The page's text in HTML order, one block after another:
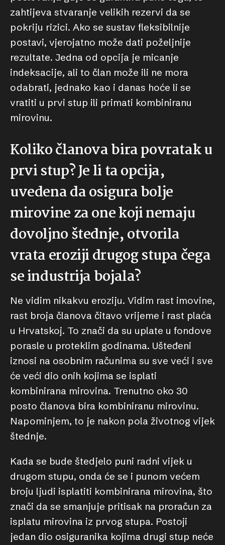
zahtijeva stvaranje velikih rezervi da se
pokriju rizici. Ako se sustav fleksibilnije
postavi, vjerojatno može dati poželjnije
rezultate. Jedna od opcija je micanje
indeksacije, ali to član može ili ne mora
odabrati, jednako kao i danas hoće li se
vratiti u prvi stup ili primati kombiniranu
mirovinu.
Koliko članova bira povratak u
prvi stup? Je li ta opcija,
uvedena da osigura bolje
mirovine za one koji nemaju
dovoljno štednje, otvorila
vrata eroziji drugog stupa čega
se industrija bojala?
Ne vidim nikakvu eroziju. Vidim rast imovine,
rast broja članova čitavo vrijeme i rast plaća
u Hrvatskoj. To znači da su uplate u fondove
porasle u proteklim godinama. Ušteđeni
iznosi na osobnim računima su sve veći i sve
će veći dio onih kojima se isplati
kombinirana mirovina. Trenutno oko 30
posto članova bira kombiniranu mirovinu.
Napominjem, to je nakon pola životnog vijek
štednje.
Kada se bude štedjelo puni radni vijek u
drugom stupu, onda će se i punom većem
broju ljudi isplatiti kombinirana mirovina, što
znači da se smanjuje pritisak na proračun za
isplatu mirovina iz prvog stupa. Postoji
jedan dio osiguranika kojima drugi stup neće